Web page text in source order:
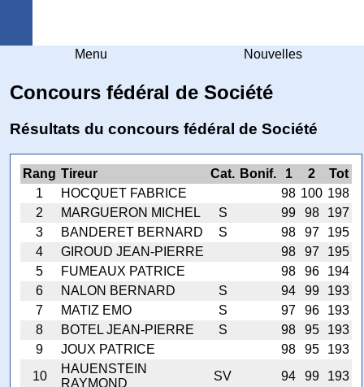
Menu Nouvelles
Concours fédéral de Société
Résultats du concours fédéral de Société
Rang Tireur Cat. Bonif. 1 2
Tot
1
HOCQUET FABRICE 98 100 198
2
MARGUERON MICHEL S 99 98
197
3
BANDERET BERNARD S 98 97
195
4
GIROUD JEAN-PIERRE 98 97
195
5
FUMEAUX PATRICE 98 96
194
6
NALON BERNARD S 94 99
193
7
MATIZ EMO S 97 96
193
8
BOTEL JEAN-PIERRE S 98 95
193
9
JOUX PATRICE 98 95
193
10
HAUENSTEIN
RAYMOND
SV 94 99 193